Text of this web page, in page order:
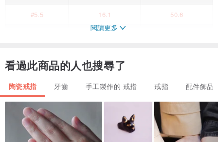
#5.5 16.1 50.6
16.5
#7 17.3
#9 19
指尖上最萌的小怪獸！
這款齒怪戒指充滿趣味、奇幻，讓人忍不住會心一笑。它是由兩件式
閱讀更多
看過此商品的人也搜尋了
陶瓷戒指 牙齒 手工製作的 戒指 戒指 配件飾品